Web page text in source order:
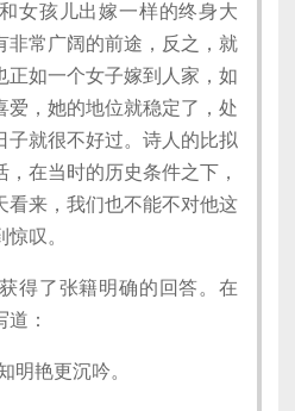
女孩儿出嫁一样的终身大
非常广阔的前途，反之，就
正如一个女子嫁到人家，如
爱，她的地位就稳定了，处
子就很不好过。诗人的比拟
在当时的历史条件之下，
看来，我们也不能不对他这
叹。
得了张籍明确的回答。在
道：
明艳更沉吟。